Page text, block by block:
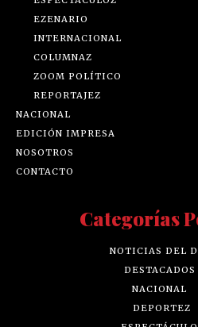
EZENARIO
INTERNACIONAL
COLUMNAZ
ZOOM POLÍTICO
REPORTAJEZ
NACIONAL
EDICIÓN IMPRESA
NOSOTROS
CONTACTO
Categorías
NOTICIAS DEL
DESTACADOS
NACIONAL
DEPORTEZ